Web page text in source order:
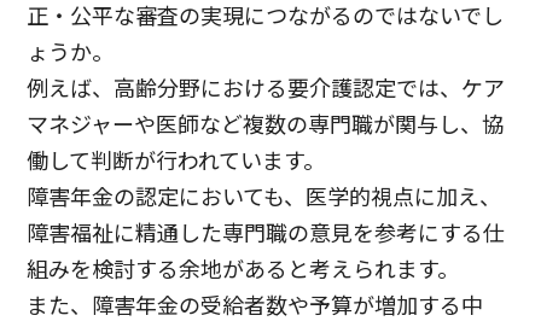
正・公平な審査の実現につながるのではないでし
ょうか。
例えば、高齢分野における要介護認定では、ケア
マネジャーや医師など複数の専門職が関与し、協
働して判断が行われています。
障害年金の認定においても、医学的視点に加え、
障害福祉に精通した専門職の意見を参考にする仕
組みを検討する余地があると考えられます。
また、障害年金の受給者数や予算が増加する中